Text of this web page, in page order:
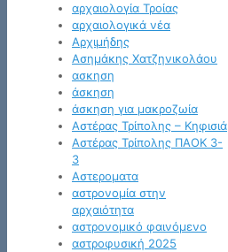
αρχαιολογία Τροίας
αρχαιολογικά νέα
Αρχιμήδης
Ασημάκης Χατζηνικολάου
ασκηση
άσκηση
άσκηση για μακροζωία
Αστέρας Τρίπολης – Κηφισιά
Αστέρας Τρίπολης ΠΑΟΚ 3-
3
Αστεροματα
αστρονομία στην
αρχαιότητα
αστρονομικό φαινόμενο
αστροφυσική 2025